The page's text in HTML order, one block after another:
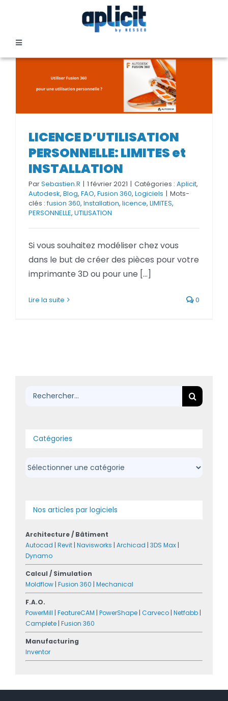
Toggle
Navigation
SERVICES
TEMOIGNAGES
EVENEMENTS
SOCIETE
Rechercher:
PERSONNELLE: LIMITES et
INSTALLATION
LICENCE D’UTILISATION
PERSONNELLE: LIMITES et
INSTALLATION
ParSebastien.R | 1 février 2021 | Catégories : Aplicit,
Autodesk, Blog, FAO, Fusion 360, Logiciels | Mots-
clés :fusion 360, Installation, licence, LIMITES,
PERSONNELLE, UTILISATION
Si vous souhaitez modéliser chez vous
dans le but de créer des pièces pour votre
imprimante 3D ou pour une [...]
Lire la suite 0
Rechercher:
Catégories
Catégories
Nos articles par logiciels
Architecture / Bâtiment
Autocad | Revit | Navisworks | Archicad | 3DS Max |
Dynamo
Calcul / Simulation
Moldflow | Fusion 360 | Mechanical
F.A.O.
PowerMill | FeatureCAM | PowerShape | Carveco | Netfabb |
Camplete | Fusion 360
Manufacturing
Inventor